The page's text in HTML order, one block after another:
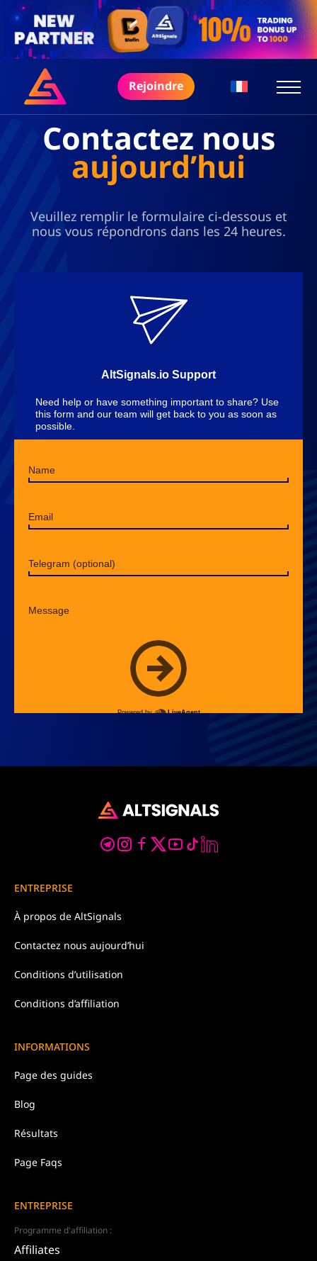
Rejoindre
Contactez nous
aujourd’hui
Veuillez remplir le formulaire ci-dessous et
nous vous répondrons dans les 24 heures.
ENTREPRISE
À propos de AltSignals
Contactez nous aujourd’hui
Conditions d’utilisation
Conditions d’affiliation
INFORMATIONS
Page des guides
Blog
Résultats
Page Faqs
ENTREPRISE
Programme d'affiliation :
Affiliates